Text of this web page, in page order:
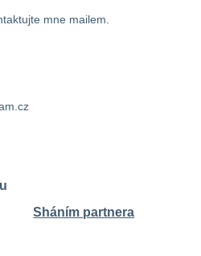
mne mailem.
Sháním partnera